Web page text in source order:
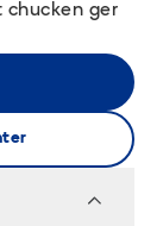
chucken ger